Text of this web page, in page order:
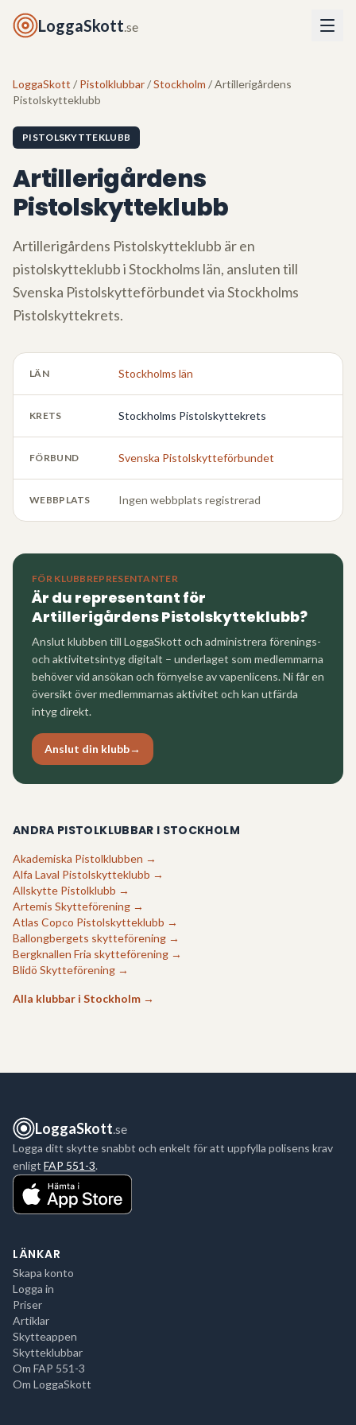
LoggaSkott.se
LoggaSkott / Pistolklubbar/Stockholm / Artillerigårdens
Pistolskytteklubb
PISTOLSKYTTEKLUBB
Artillerigårdens
Pistolskytteklubb
Artillerigårdens Pistolskytteklubb är en
pistolskytteklubb iStockholms län, ansluten till
Svenska Pistolskytteförbundet viaStockholms
Pistolskyttekrets.
LÄN Stockholms län
KRETS Stockholms Pistolskyttekrets
FÖRBUND Svenska Pistolskytteförbundet
WEBBPLATS Ingen webbplats registrerad
FÖR KLUBBREPRESENTANTER
Är du representant för
Artillerigårdens Pistolskytteklubb?
Anslut klubben till LoggaSkott och administrera förenings-
och aktivitetsintyg digitalt – underlaget som medlemmarna
behöver vid ansökan och förnyelse av vapenlicens. Ni får en
översikt över medlemmarnas aktivitet och kan utfärda
intyg direkt.
Anslut din klubb→
ANDRA PISTOLKLUBBAR I STOCKHOLM
Akademiska Pistolklubben →
Alfa Laval Pistolskytteklubb →
Allskytte Pistolklubb →
Artemis Skytteförening →
Atlas Copco Pistolskytteklubb →
Ballongbergets skytteförening →
Bergknallen Fria skytteförening →
Blidö Skytteförening →
Alla klubbar i Stockholm →
LoggaSkott.se
Logga ditt skytte snabbt och enkelt för att uppfylla polisens krav
enligt FAP 551-3.
LÄNKAR
Skapa konto
Logga in
Priser
Artiklar
Skytteappen
Skytteklubbar
Om FAP 551-3
Om LoggaSkott